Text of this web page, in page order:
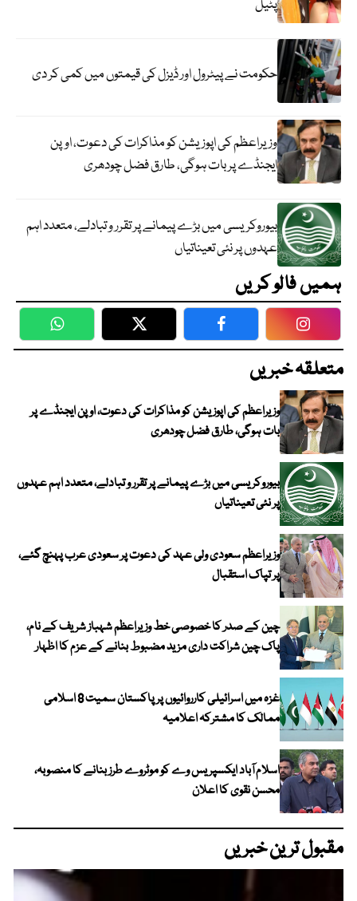
پٹیل
حکومت نے پیٹرول اور ڈیزل کی قیمتوں میں کمی کر دی
وزیراعظم کی اپوزیشن کو مذاکرات کی دعوت، اوپن
ایجنڈے پر بات ہوگی، طارق فضل چودھری
بیوروکریسی میں بڑے پیمانے پر تقرر و تبادلے، متعدد اہم
عہدوں پر نئی تعیناتیاں
ہمیں فالو کریں
WhatsApp Twitter Facebook
متعلقہ خبریں
وزیراعظم کی اپوزیشن کو مذاکرات کی دعوت، اوپن ایجنڈے پر
بات ہوگی، طارق فضل چودھری
بیوروکریسی میں بڑے پیمانے پر تقرر و تبادلے، متعدد اہم عہدوں
پر نئی تعیناتیاں
وزیراعظم سعودی ولی عہد کی دعوت پر سعودی عرب پہنچ گئے،
پر تپاک استقبال
چین کے صدر کا خصوصی خط وزیراعظم شہباز شریف کے نام،
پاک چین شراکت داری مزید مضبوط بنانے کے عزم کا اظہار
غزہ میں اسرائیلی کارروائیوں پر پاکستان سمیت 8 اسلامی
ممالک کا مشترکہ اعلامیہ
اسلام آباد ایکسپریس وے کو موٹروے طرز بنانے کا منصوبہ،
محسن نقوی کا اعلان
مقبول ترین خبریں